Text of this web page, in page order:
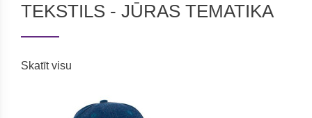
TEKSTILS - JŪRAS TEMATIKA
Skatīt visu